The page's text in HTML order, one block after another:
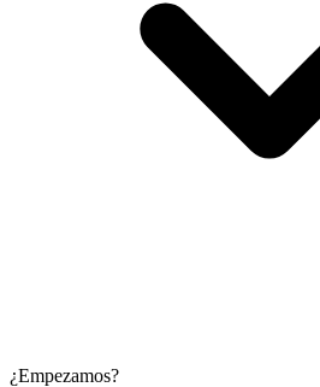
¿Empezamos?